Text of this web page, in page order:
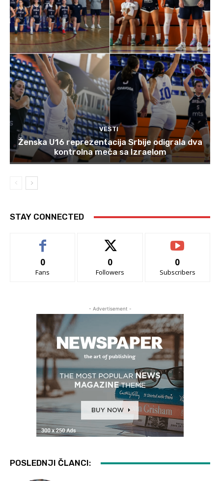
VESTI
Ženska U16 reprezentacija Srbije odigrala dva
kontrolna meča sa Izraelom
STAY CONNECTED
0
Fans
0
Followers
0
Subscribers
- Advertisement -
POSLEDNJI ČLANCI: